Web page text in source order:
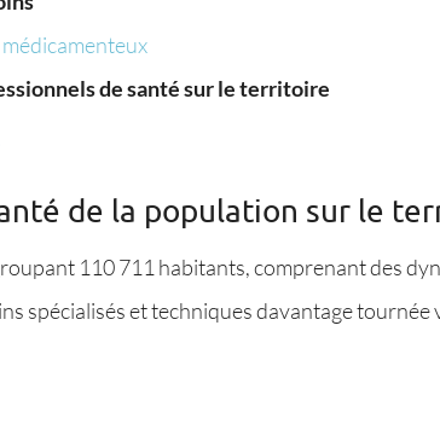
de santé sur le territoire
de la population sur le
110 711 habitants, comprenant des
spécialisés et techniques davantage tournée